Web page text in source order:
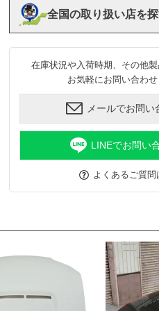
全国の取り扱い店を
在庫状況や入荷時期、その他
お気軽にお問い合わせ
メールでお問い
LINEでお問い
よくあるご質問